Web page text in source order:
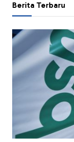
Berita Terbaru